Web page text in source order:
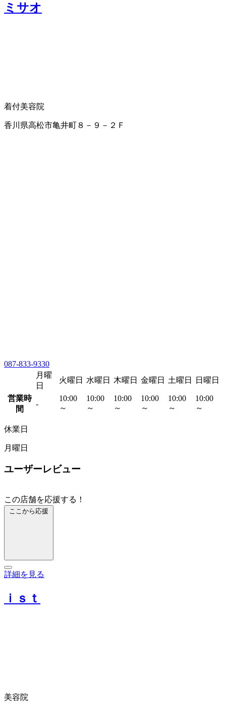
ミサオ
着付美容院
香川県高松市亀井町８－９－２Ｆ
087-833-9330
月曜
日
火曜日 水曜日 木曜日 金曜日 土曜日 日曜日
営業時
間
-
10:00
～
10:00
～
10:00
～
10:00
～
10:00
～
10:00
～
休業日
月曜日
ユーザーレビュー
この店舗を応援する！
ここから応援
詳細を見る
ｉｓｔ
美容院